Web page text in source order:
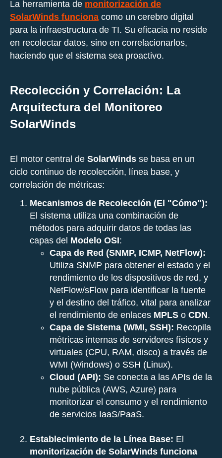
La herramienta de monitorización de
SolarWinds funciona como un cerebro digital
para la infraestructura de TI. Su eficacia no reside
en recolectar datos, sino en correlacionarlos,
haciendo que el sistema sea proactivo.
Recolección y Correlación: La
Arquitectura del Monitoreo
SolarWinds
El motor central de SolarWinds se basa en un
ciclo continuo de recolección, línea base, y
correlación de métricas:
Mecanismos de Recolección (El "Cómo"):
El sistema utiliza una combinación de
métodos para adquirir datos de todas las
capas del Modelo OSI:
Capa de Red (SNMP, ICMP, NetFlow):
Utiliza SNMP para obtener el estado y el
rendimiento de los dispositivos de red, y
NetFlow/sFlow para identificar la fuente
y el destino del tráfico, vital para analizar
el rendimiento de enlaces MPLS o CDN.
Capa de Sistema (WMI, SSH): Recopila
métricas internas de servidores físicos y
virtuales (CPU, RAM, disco) a través de
WMI (Windows) o SSH (Linux).
Cloud (API): Se conecta a las APIs de la
nube pública (AWS, Azure) para
monitorizar el consumo y el rendimiento
de servicios IaaS/PaaS.
Establecimiento de la Línea Base: El
monitorización de SolarWinds funciona